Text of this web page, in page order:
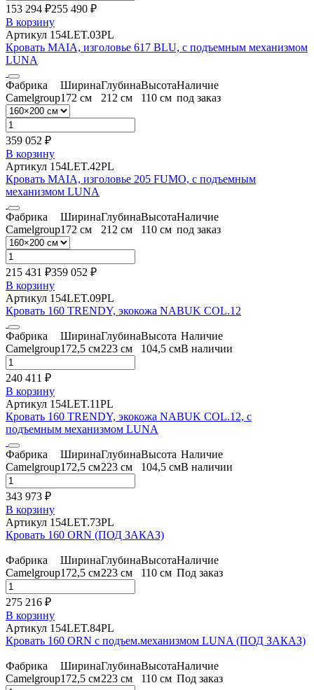
153 294 ₽255 490 ₽
В корзину
Артикул 154LET.03PL
Кровать MAIA, изголовье 617 BLU, с подъемным механизмом
LUNA
Фабрика
Camelgroup
Ширина
172 см
Глубина
212 см
Высота
110 см
Наличие
под заказ
359 052 ₽
В корзину
Артикул 154LET.42PL
Кровать MAIA, изголовье 205 FUMO, с подъемным
механизмом LUNA
Фабрика
Camelgroup
Ширина
172 см
Глубина
212 см
Высота
110 см
Наличие
под заказ
215 431 ₽359 052 ₽
В корзину
Артикул 154LET.09PL
Кровать 160 TRENDY, экокожа NABUK COL.12
Фабрика
Camelgroup
Ширина
172,5 см
Глубина
223 см
Высота
104,5 см
Наличие
В наличии
240 411 ₽
В корзину
Артикул 154LET.11PL
Кровать 160 TRENDY, экокожа NABUK COL.12, с
подъемным механизмом LUNA
Фабрика
Camelgroup
Ширина
172,5 см
Глубина
223 см
Высота
104,5 см
Наличие
В наличии
343 973 ₽
В корзину
Артикул 154LET.73PL
Кровать 160 ORN (ПОД ЗАКАЗ)
Фабрика
Camelgroup
Ширина
172,5 см
Глубина
223 см
Высота
110 см
Наличие
Под заказ
275 216 ₽
В корзину
Артикул 154LET.84PL
Кровать 160 ORN с подъем.механизмом LUNA (ПОД ЗАКАЗ)
Фабрика
Camelgroup
Ширина
172,5 см
Глубина
223 см
Высота
110 см
Наличие
Под заказ